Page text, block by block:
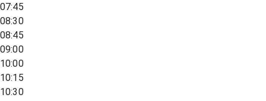
07:45
08:30
08:45
09:00
10:00
10:15
10:30